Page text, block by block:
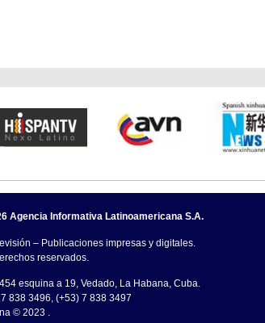
Agencia Informativa Latinoamericana S.A.
– Publicaciones impresas y digitales.
reservados.
esquina a 19, Vedado, La Habana, Cuba.
838 3496, (+53) 7 838 3497
© 2023 .